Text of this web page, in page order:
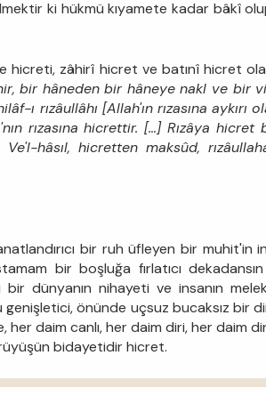
ki hükmü kıyamete kadar bâkî
hicreti, zâhirî hicret ve batınî hicret
bir hâneden bir hâneye nakl ve bir
rızâullâhı [Allah'ın rızasına aykırı
rızasına hicrettir. […] Rızâya hicret
hâsıl, hicretten maksûd,
bir ruh üfleyen bir muhit'in
bir boşluğa fırlatıcı
dünyanın nihayeti ve insanın
genişletici, önünde uçsuz bucaksız bir
her daim canlı, her daim diri, her daim
bidayetidir hicret.